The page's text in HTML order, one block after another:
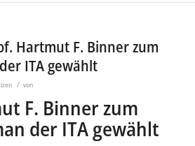
Hartmut F. Binner zum
ITA gewählt
/ von
F. Binner zum
der ITA gewählt